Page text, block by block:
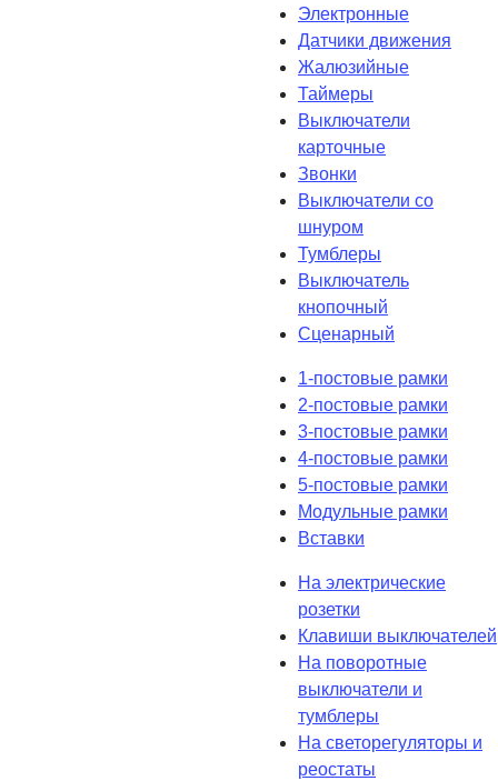
Электронные
Датчики движения
Жалюзийные
Таймеры
Выключатели
карточные
Звонки
Выключатели со
шнуром
Тумблеры
Выключатель
кнопочный
Сценарный
1-постовые рамки
2-постовые рамки
3-постовые рамки
4-постовые рамки
5-постовые рамки
Модульные рамки
Вставки
На электрические
розетки
Клавиши выключателей
На поворотные
выключатели и
тумблеры
На светорегуляторы и
реостаты